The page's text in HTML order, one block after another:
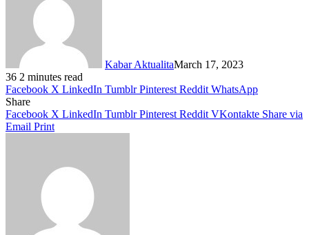
Kabar AktualitaMarch 17, 2023
36 2 minutes read
Facebook X LinkedIn Tumblr Pinterest Reddit WhatsApp
Share
Facebook X LinkedIn Tumblr Pinterest Reddit VKontakte Share via
Email Print